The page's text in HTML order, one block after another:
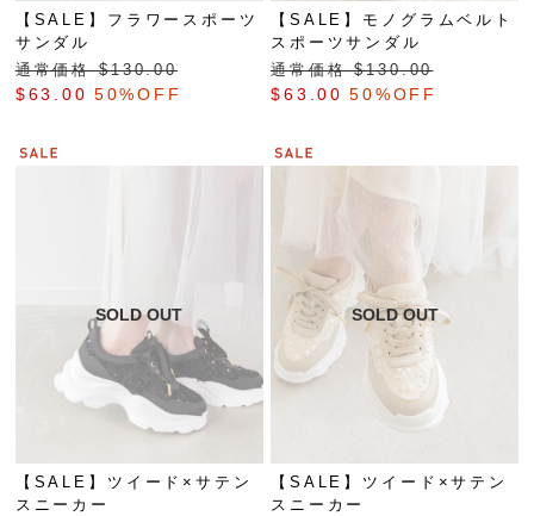
【SALE】フラワースポーツ
サンダル
通常価格 $‌130.00
$‌63.00 50%OFF
【SALE】モノグラムベルト
スポーツサンダル
通常価格 $‌130.00
$‌63.00 50%OFF
【SALE】ツイード×サテン
スニーカー
【SALE】ツイード×サテン
スニーカー